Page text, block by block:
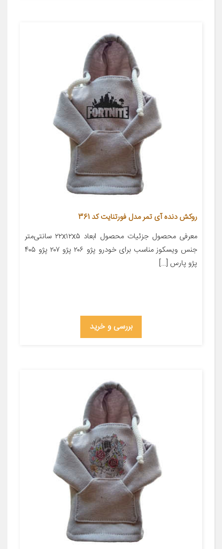
روکش دنده آی تمر مدل فورتنایت کد 361
معرفی محصول جزئیات محصول ابعاد ۲۲x۱۲x۵ سانتی‌متر
جنس ویسکوز مناسب برای خودرو پژو ۲۰۶ پژو ۲۰۷ پژو ۴۰۵
پژو پارس […]
بررسی و خرید